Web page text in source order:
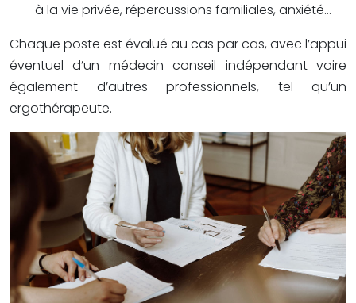
à la vie privée, répercussions familiales, anxiété…
Chaque poste est évalué au cas par cas, avec l’appui
éventuel d’un médecin conseil indépendant voire
également d’autres professionnels, tel qu’un
ergothérapeute.